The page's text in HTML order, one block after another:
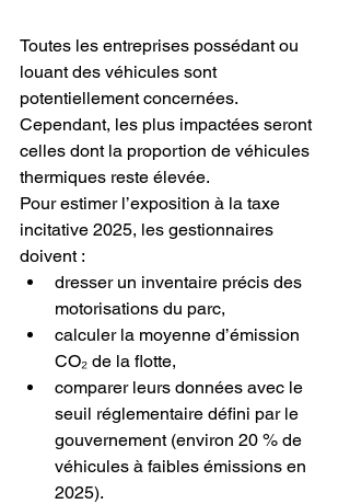
Toutes les entreprises possédant ou
louant des véhicules sont
potentiellement concernées.
Cependant, les plus impactées seront
celles dont la proportion de véhicules
thermiques reste élevée.
Pour estimer l’exposition à la taxe
incitative 2025, les gestionnaires
doivent :
dresser un inventaire précis des
motorisations du parc,
calculer la moyenne d’émission
CO₂ de la flotte,
comparer leurs données avec le
seuil réglementaire défini par le
gouvernement (environ 20 % de
véhicules à faibles émissions en
2025).